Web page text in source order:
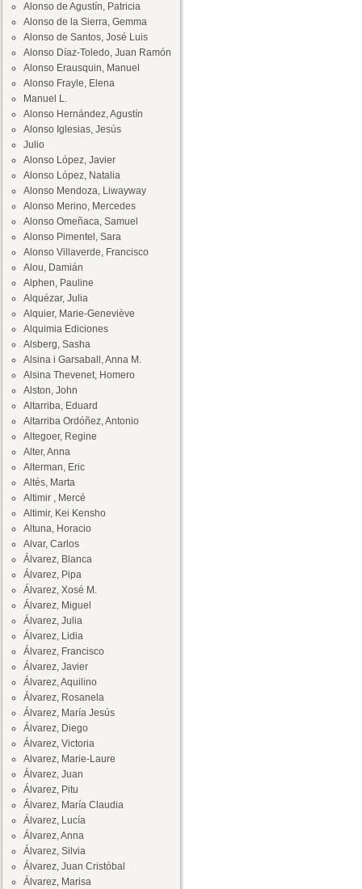
Alonso de Agustín, Patricia
Alonso de la Sierra, Gemma
Alonso de Santos, José Luis
Alonso Díaz-Toledo, Juan Ramón
Alonso Erausquin, Manuel
Alonso Frayle, Elena
Manuel L.
Alonso Hernández, Agustín
Alonso Iglesias, Jesús
Julio
Alonso López, Javier
Alonso López, Natalia
Alonso Mendoza, Liwayway
Alonso Merino, Mercedes
Alonso Omeñaca, Samuel
Alonso Pimentel, Sara
Alonso Villaverde, Francisco
Alou, Damián
Alphen, Pauline
Alquézar, Julia
Alquier, Marie-Geneviève
Alquimia Ediciones
Alsberg, Sasha
Alsina i Garsaball, Anna M.
Alsina Thevenet, Homero
Alston, John
Altarriba, Eduard
Altarriba Ordóñez, Antonio
Altegoer, Regine
Alter, Anna
Alterman, Eric
Altés, Marta
Altimir , Mercé
Altimir, Kei Kensho
Altuna, Horacio
Alvar, Carlos
Álvarez, Blanca
Álvarez, Pipa
Álvarez, Xosé M.
Álvarez, Miguel
Álvarez, Julia
Álvarez, Lidia
Álvarez, Francisco
Álvarez, Javier
Álvarez, Aquilino
Álvarez, Rosanela
Álvarez, María Jesús
Álvarez, Diego
Álvarez, Victoria
Alvarez, Marie-Laure
Álvarez, Juan
Álvarez, Pitu
Álvarez, María Claudia
Álvarez, Lucía
Álvarez, Anna
Álvarez, Silvia
Álvarez, Juan Cristóbal
Álvarez, Marisa